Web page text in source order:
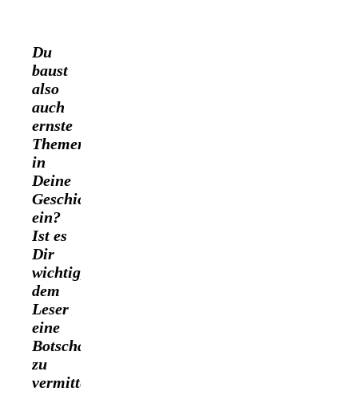
Du
baust
also
auch
ernste
Themen
in
Deine
Geschichten
ein?
Ist es
Dir
wichtig,
dem
Leser
eine
Botschaft
zu
vermitteln?